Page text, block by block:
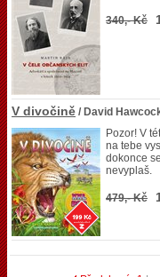
340,- Kč
V divočině / David
Pozor! V
na tebe
dokonce
nevyplaš.
479,- Kč